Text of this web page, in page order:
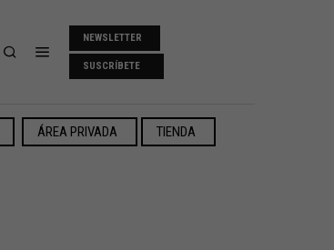
NEWSLETTER
SUSCRÍBETE
ÁREA PRIVADA TIENDA